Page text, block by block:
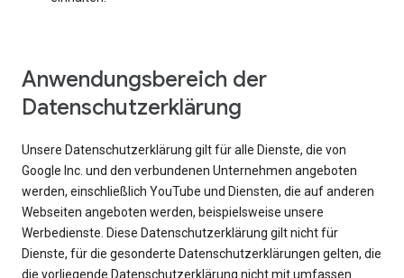
Anwendungsbereich der
Datenschutzerklärung
Unsere Datenschutzerklärung gilt für alle Dienste, die von
Google Inc. und den verbundenen Unternehmen angeboten
werden, einschließlich YouTube und Diensten, die auf anderen
Webseiten angeboten werden, beispielsweise unsere
Werbedienste. Diese Datenschutzerklärung gilt nicht für
Dienste, für die gesonderte Datenschutzerklärungen gelten, die
die vorliegende Datenschutzerklärung nicht mit umfassen.